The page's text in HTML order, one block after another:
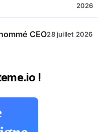
2026
CEO28 juillet 2026
!